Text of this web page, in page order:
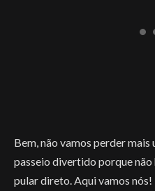
Bem, não vamos perder mais
passeio divertido porque não
pular direto. Aqui vamos nós!